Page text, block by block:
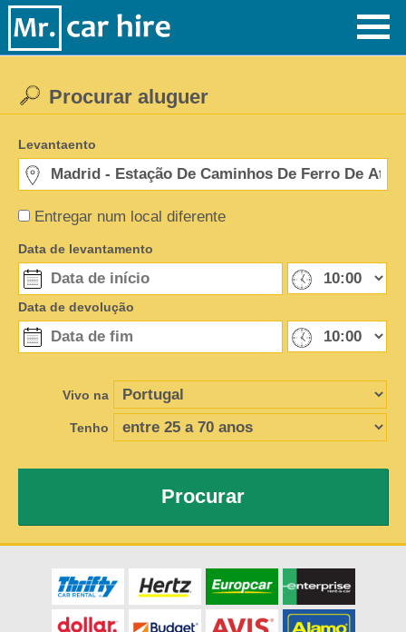
Entregar num local diferente
Procurar aluguer
Levantaento
Data de levantamento
Data de devolução
Vivo na
Tenho
Procurar